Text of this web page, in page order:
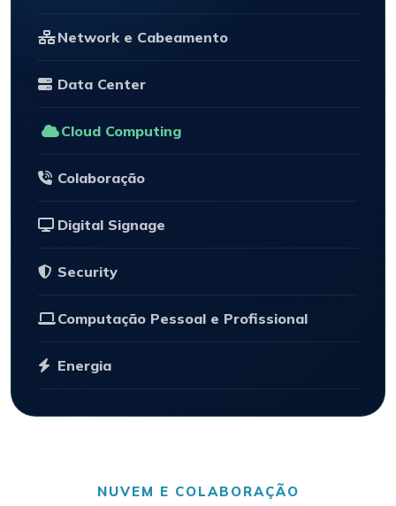
Network e Cabeamento
Data Center
Cloud Computing
Colaboração
Digital Signage
Security
Computação Pessoal e Profissional
Energia
NUVEM E COLABORAÇÃO